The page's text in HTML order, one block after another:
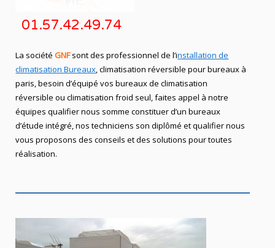
01.57.42.49.74
La sociétéGNFsont des professionnel de l’installation de
climatisation Bureaux , climatisation réversible pour bureaux à
paris, besoin d’équipé vos bureaux de climatisation
réversible ou climatisation froid seul, faites appel à notre
équipes qualifier nous somme constituer d’un bureaux
d’étude intégré, nos techniciens son diplômé et qualifier nous
vous proposons des conseils et des solutions pour toutes
réalisation.